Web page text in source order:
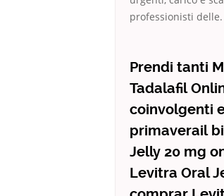
professionisti delle.
Prendi tanti
Tadalafil
coinvolgenti
primaverail
Jelly 20 mg
Levitra Oral